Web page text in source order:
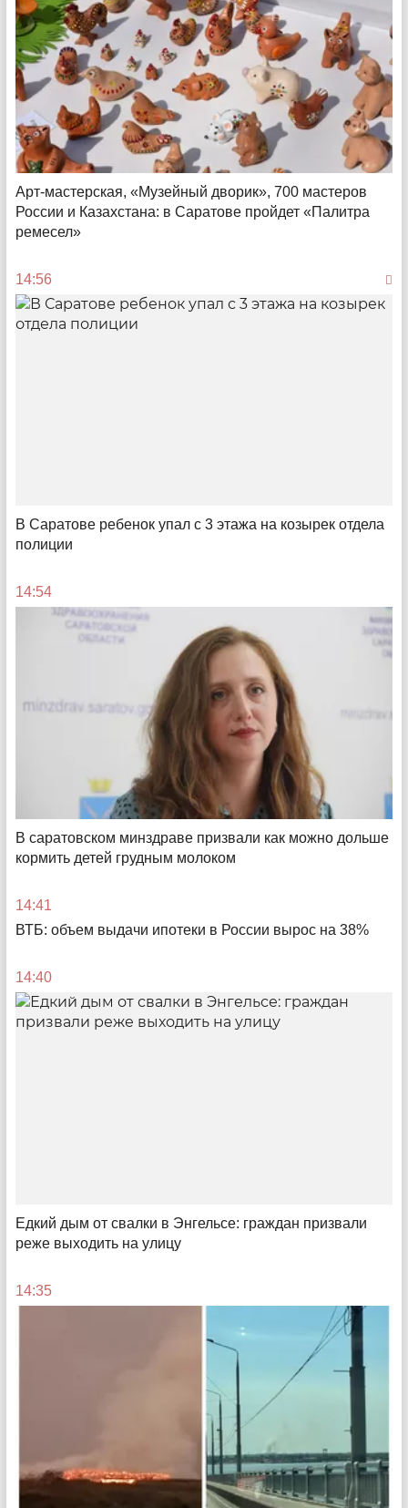
Гении пассивного взыска
на фоне «спящих» приставов
16:51
Молодежь приглашают принять участие в
международном конкурсе AI Challenge
Куры под прицелом
Зачем в регионах убивают тысячи несушек и грозит
17:43
«Дома хорошо, но и в гостях круто»
Самарскую область? Тур глазами блогеров
Арт-мастерская, «Музейный дворик», 700 мастеров
России и Казахстана: в Саратове пройдет «Палитра
ремесел»
14:56
В Саратове ребенок упал с 3 этажа на козырек отдела
полиции
14:54
В саратовском минздраве призвали как можно дольше
кормить детей грудным молоком
14:41
ВТБ: объем выдачи ипотеки в России вырос на 38%
14:40
Едкий дым от свалки в Энгельсе: граждан призвали
реже выходить на улицу
14:35